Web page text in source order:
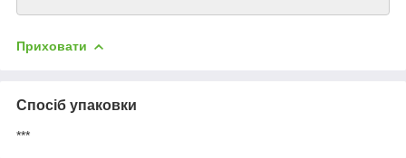
Приховати
Спосіб упаковки
***